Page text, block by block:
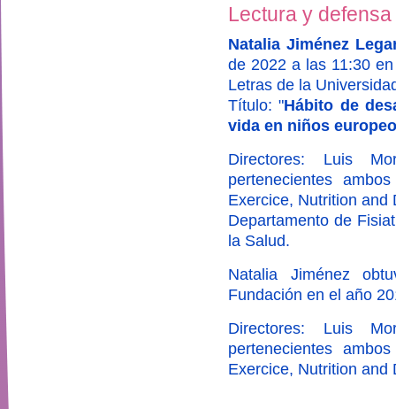
Lectura y
Natalia Jiménez
de 2022 a las 11:30
Letras de la
Título: "Hábito de
vida en niños
Directores: Luis
pertenecientes
Exercice, Nutrition and
Departamento de
la Salud.
Natalia Jiménez
Fundación en el año
Directores: Luis
pertenecientes
Exercice, Nutrition and